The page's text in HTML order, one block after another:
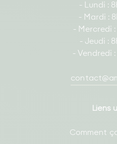
- Lundi :
- Mardi :
- Mercredi
- Jeudi :
- Vendredi
Liens
Comment